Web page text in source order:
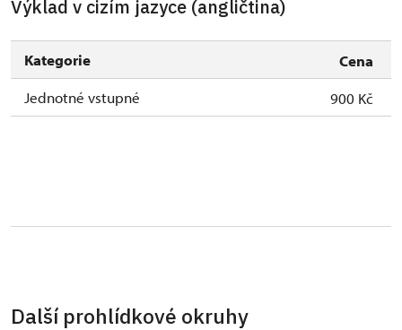
Pedagogický dozor (pro školní skupiny 1
Průvodce organizované skupiny (1 osoba
pro celou skupinu min. 15 osob)
zdarma
příslušníci)
Výklad v cizím jazyce (angličtina)
Kategorie
Cena
Jednotné vstupné
900 Kč
Další prohlídkové okruhy